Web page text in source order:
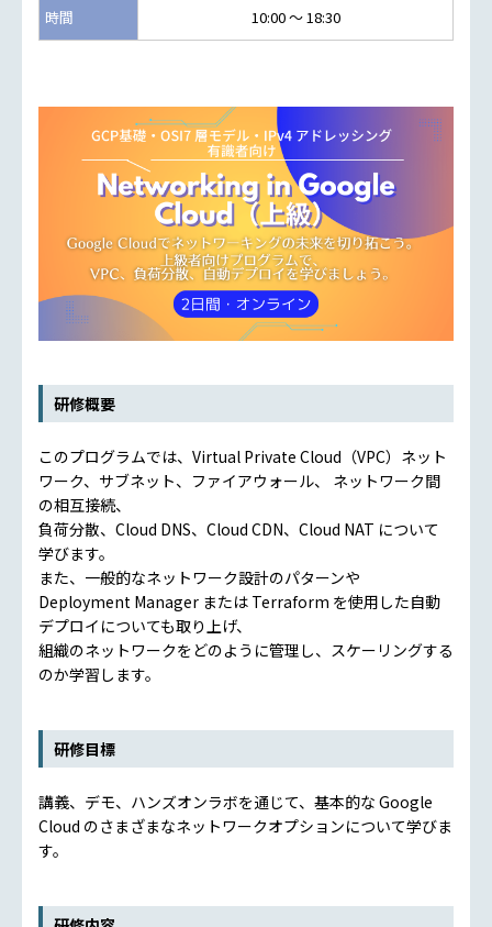
時間 10:00 ～ 18:30
研修概要
このプログラムでは、Virtual Private Cloud（VPC）ネット
ワーク、サブネット、ファイアウォール、 ネットワーク間
の相互接続、
負荷分散、Cloud DNS、Cloud CDN、Cloud NAT について
学びます。
また、一般的なネットワーク設計のパターンや
Deployment Manager または Terraform を使用した自動
デプロイについても取り上げ、
組織のネットワークをどのように管理し、スケーリングする
のか学習します。
研修目標
講義、デモ、ハンズオンラボを通じて、基本的な Google
Cloud のさまざまなネットワークオプションについて学びま
す。